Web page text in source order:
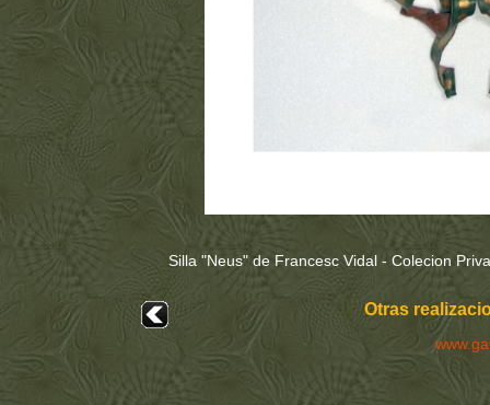
Silla "Neus" de Francesc Vidal - Colecion
Otras